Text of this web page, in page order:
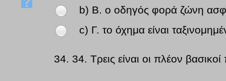
b) Β. ο οδηγός φορά ζώνη
c) Γ. το όχημα είναι
34. 34. Τρεις είναι οι πλέον